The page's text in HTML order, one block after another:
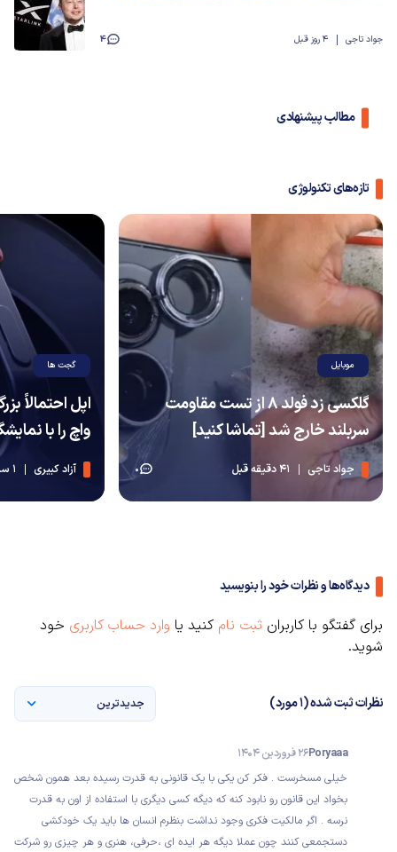
جواد تاجی 4 روز قبل 4
مطالب پیشنهادی
تازه‌های تکنولوژی
موبایل
گلکسی زد فولد 8 از تست مقاومت
سربلند خارج شد [تماشا کنید]
جواد تاجی 41 دقیقه قبل 0
گجت ها
اپل احتمالاً
واچ را با
آزاد کبیری 1 ساعت قبل
دیدگاه‌ها و نظرات خود را بنویسید
برای گفتگو با کاربران ثبت نام کنید یا وارد حساب کاربری خود
شوید.
نظرات ثبت شده (1 مورد) جدیدترین
Poryaaa26 فروردین 1404
خیلی مسخرست . فکر کن یکی با یک قانونی به قدرت رسیده بعد همون شخص
بخواد این قانون رو نابود کنه که دیگه کسی دیگری با استفاده از اون به قدرت
نرسه . اگر مالکیت فکری وجود نداشت بنظرم انسان ها باید یک خودکشی
دستجمعی کنند چون عملا دیگه هر ایده ای ،حرفی، هنری و هر چیزی رو شرکت